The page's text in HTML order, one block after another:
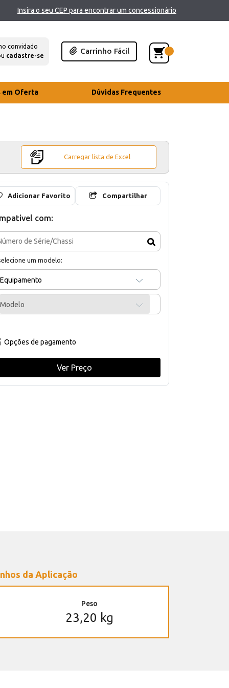
Insira o seu CEP para encontrar um concessionário
convidado
cadastre-se
Carrinho Fácil
em Oferta Dúvidas Frequentes
Carregar lista de Excel
Adicionar Favorito Compartilhar
com:
um modelo:
Equipamento
Modelo
Opções de pagamento
Ver Preço
da Aplicação
Peso
23,20 kg